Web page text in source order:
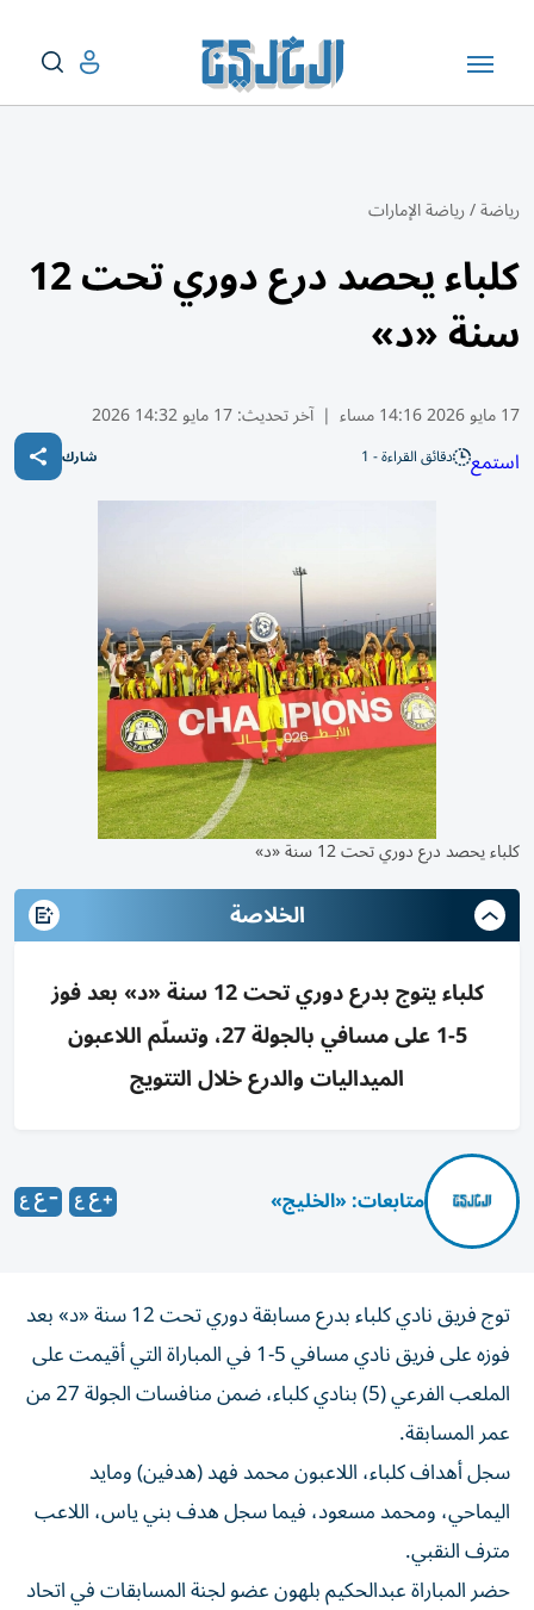
رياضة/رياضة الإمارات
كلباء يحصد درع دوري تحت 12
سنة «د»
17 مايو 2026 14:16 مساء | آخر تحديث:17 مايو 14:32 2026
استمع دقائق القراءة - 1 شارك
كلباء يحصد درع دوري تحت 12 سنة «د»
الخلاصة
كلباء يتوج بدرع دوري تحت 12 سنة «د» بعد فوز
5-1 على مسافي بالجولة 27، وتسلّم اللاعبون
الميداليات والدرع خلال التتويج
متابعات: «الخليج»
توج فريق نادي كلباء بدرع مسابقة دوري تحت 12 سنة «د» بعد
فوزه على فريق نادي مسافي 5-1 في المباراة التي أقيمت على
الملعب الفرعي (5) بنادي كلباء، ضمن منافسات الجولة 27 من
عمر المسابقة.
سجل أهداف كلباء، اللاعبون محمد فهد (هدفين) ومايد
اليماحي، ومحمد مسعود، فيما سجل هدف بني ياس، اللاعب
مترف النقبي.
حضر المباراة عبدالحكيم بلهون عضو لجنة المسابقات في اتحاد